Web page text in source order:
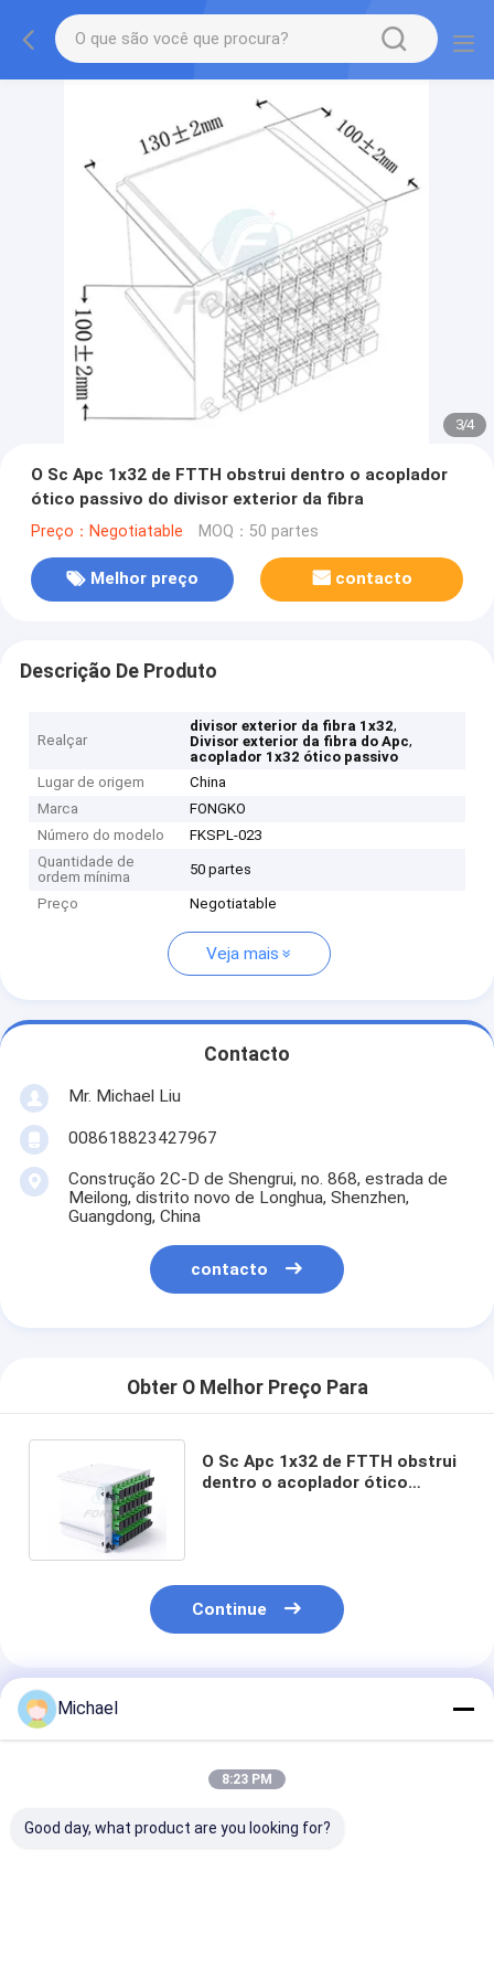
3/4
O Sc Apc 1x32 de FTTH obstrui dentro o acoplador
ótico passivo do divisor exterior da fibra
Preço：Negotiatable MOQ：50 partes
Melhor preço contacto
Descrição De Produto
Realçar
divisor exterior da fibra 1x32,
Divisor exterior da fibra do Apc,
acoplador 1x32 ótico passivo
Lugar de origem
China
Marca
FONGKO
Número do modelo
FKSPL-023
Quantidade de
ordem mínima
50 partes
Preço Negotiatable
Veja mais
Contacto
Mr. Michael Liu
008618823427967
Construção 2C-D de Shengrui, no. 868, estrada de
Meilong, distrito novo de Longhua, Shenzhen,
Guangdong, China
contacto
Obter O Melhor Preço Para
O Sc Apc 1x32 de FTTH obstrui
dentro o acoplador ótico
Continue
Produtos Recomendados
Michael
8:23 PM
Good day, what product are you looking for?